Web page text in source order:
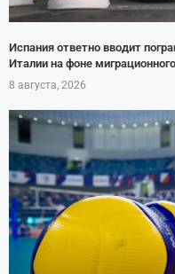
Испания ответно вводит
Италии на фоне
8 августа, 2026